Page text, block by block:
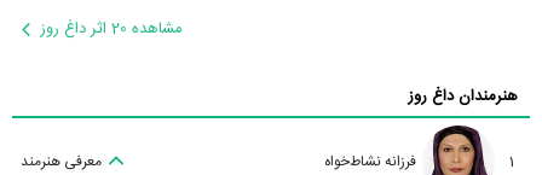
مشاهده 20 اثر داغ روز
هنرمندان داغ روز
1 فرزانه نشاط‌خواه معرفی هنرمند